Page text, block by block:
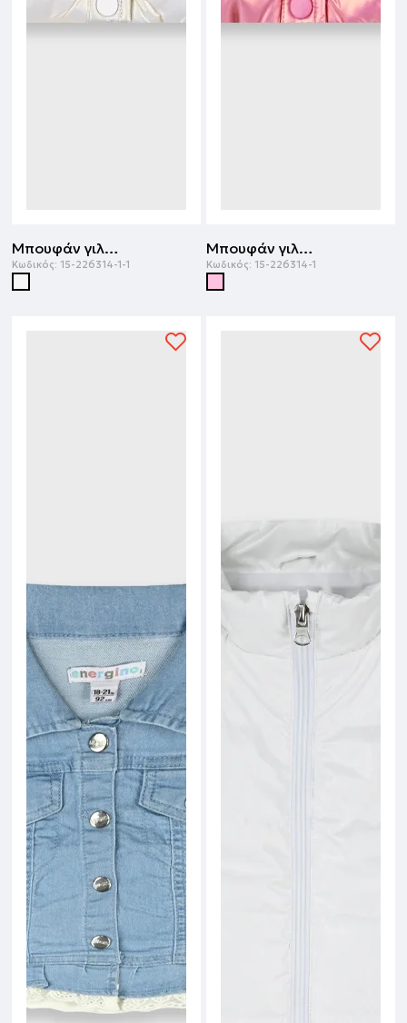
Μπουφάν γιλέκο | ΚΡΕΜ
Κωδικός: 15-226314-1-1
Μπουφάν γιλέκο | ΤΡΙΑΝΤΑΦΥΛΛΙ
Κωδικός: 15-226314-1